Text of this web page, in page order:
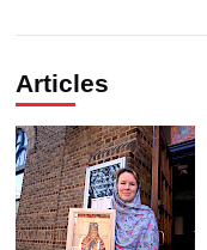
Articles